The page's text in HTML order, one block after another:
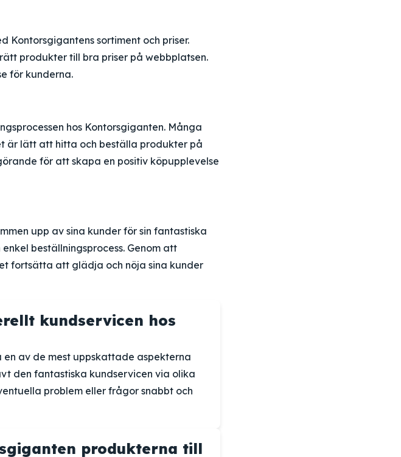
Kontorsgigantens sortiment och priser.
produkter till bra priser på webbplatsen.
för kunderna.
hos Kontorsgiganten. Många
är lätt att hitta och beställa produkter på
för att skapa en positiv köpupplevelse
upp av sina kunder för sin fantastiska
beställningsprocess. Genom att
fortsätta att glädja och nöja sina kunder
kundservicen hos
av de mest uppskattade aspekterna
den fantastiska kundservicen via olika
problem eller frågor snabbt och
produkterna till